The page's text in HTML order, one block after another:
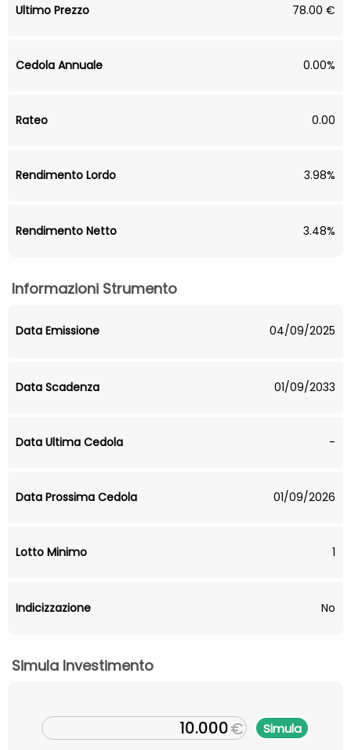
Ultimo Prezzo 78.00 €
Cedola Annuale 0.00%
Rateo 0.00
Rendimento Lordo 3.98%
Rendimento Netto 3.48%
Informazioni Strumento
Data Emissione 04/09/2025
Data Scadenza 01/09/2033
Data Ultima Cedola -
Data Prossima Cedola 01/09/2026
Lotto Minimo 1
Indicizzazione No
Simula Investimento
€ Simula